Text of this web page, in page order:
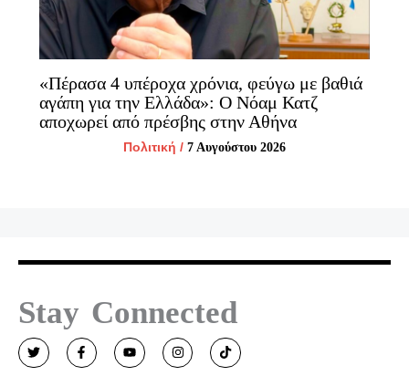
«Πέρασα 4 υπέροχα χρόνια, φεύγω με βαθιά
αγάπη για την Ελλάδα»: Ο Νόαμ Κατζ
αποχωρεί από πρέσβης στην Αθήνα
Πολιτική / 7 Αυγούστου 2026
Stay Connected
T
w
i
F
a
c
Y
o
u
I
n
s
T
i
k